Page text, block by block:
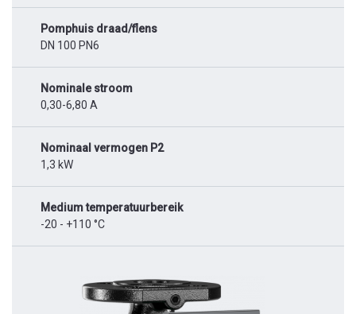
Pomphuis draad/flens
DN 100 PN6
Nominale stroom
0,30-6,80 A
Nominaal vermogen P2
1,3 kW
Medium temperatuurbereik
-20 - +110 °C